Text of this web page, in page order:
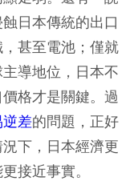
日本傳統的出口
甚至電池；僅就
導地位，日本不
格才是關鍵。過
差的問題，正好
下，日本經濟更
接近事實。